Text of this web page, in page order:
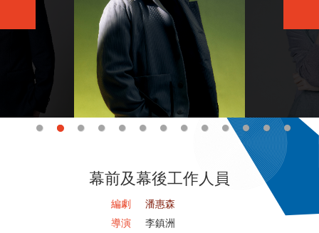
幕前及幕後工作人員
編劇
潘惠森
導演
李鎮洲